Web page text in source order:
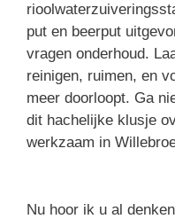
put en beerput
vragen onderhoud.
reinigen, ruimen, en
meer doorloopt. Ga
dit hachelijke klusje
werkzaam in
Nu hoor ik u al